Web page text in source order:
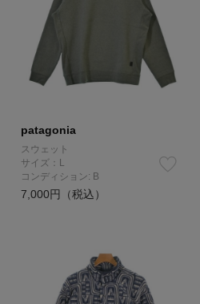
patagonia
スウェット
サイズ：L
コンディション: B
7,000円（税込）